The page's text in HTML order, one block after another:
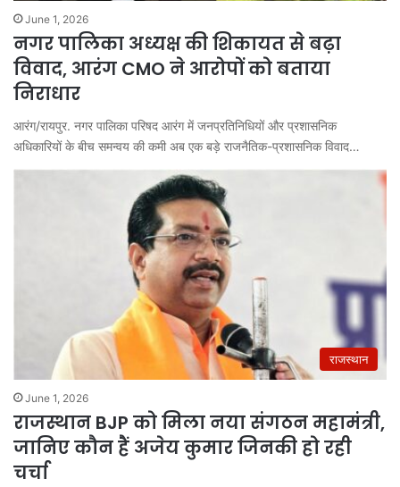
June 1, 2026
नगर पालिका अध्यक्ष की शिकायत से बढ़ा
विवाद, आरंग CMO ने आरोपों को बताया
निराधार
आरंग/रायपुर. नगर पालिका परिषद आरंग में जनप्रतिनिधियों और प्रशासनिक
अधिकारियों के बीच समन्वय की कमी अब एक बड़े राजनैतिक-प्रशासनिक विवाद…
राजस्थान
June 1, 2026
राजस्थान BJP को मिला नया संगठन महामंत्री,
जानिए कौन हैं अजेय कुमार जिनकी हो रही
चर्चा